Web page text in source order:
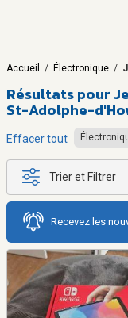
Accueil / Électronique /
Résultats pour
St-Adolphe-
Effacer tout
Trier et Filtrer
Recevez les